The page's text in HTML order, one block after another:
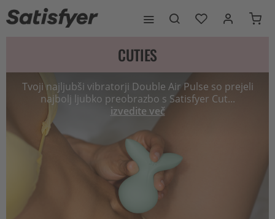
CUTIES
Tvoji najljubši vibratorji Double Air Pulse so prejeli
najbolj ljubko preobrazbo s Satisfyer Cut...
izvedite več